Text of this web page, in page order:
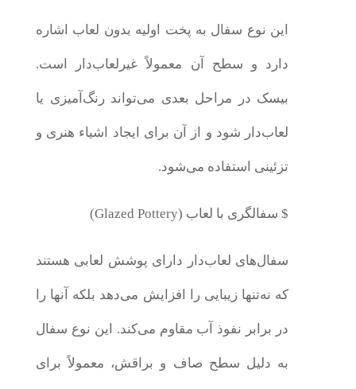
این نوع سفال به پخت اولیه بدون لعاب اشاره
دارد و سطح آن معمولاً غیرلعاب‌دار است.
بیسک در مراحل بعدی می‌تواند رنگ‌آمیزی یا
لعاب‌دار شود و از آن برای ایجاد اشیاء هنری و
تزئینی استفاده می‌شود.
$ سفالگری با لعاب (Glazed Pottery)
سفال‌های لعاب‌دار دارای پوشش لعابی هستند
که نه‌تنها زیبایی را افزایش می‌دهد بلکه آنها را
در برابر نفوذ آب مقاوم می‌کند. این نوع سفال
به دلیل سطح صاف و براقش، معمولاً برای